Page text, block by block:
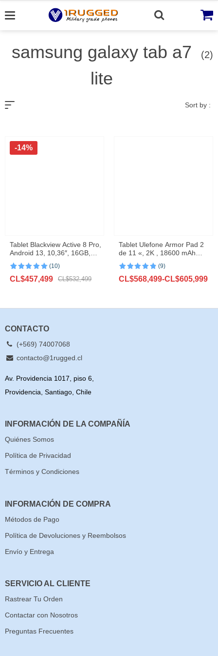
to
samsung galaxy tab a7
lite
(2)
Sort by :
-14%
Tablet Blackview Active 8 Pro,
Android 13, 10,36″, 16GB,
256GB, 22000mAh
5.00de 5 en
base a
(10)
CL$532,499
El
era:
CL$457,499
El
es:
Tablet Ulefone Armor Pad 2
de 11 «, 2K , 18600 mAh
,IP68/IP69K, Android 13, NFC,
GPS, 4G,16GB + 256GB
4.89de 5
en base a
(9)
CL$568,499-CL$605,999
Rango
desde
CONTACTO
(+569) 74007068
contacto@1rugged.cl
Av. Providencia 1017, piso 6,
Providencia, Santiago, Chile
INFORMACIÓN DE LA COMPAÑÍA
Quiénes Somos
Política de Privacidad
Términos y Condiciones
INFORMACIÓN DE COMPRA
Métodos de Pago
Política de Devoluciones y Reembolsos
Envío y Entrega
SERVICIO AL CLIENTE
Rastrear Tu Orden
Contactar con Nosotros
Preguntas Frecuentes